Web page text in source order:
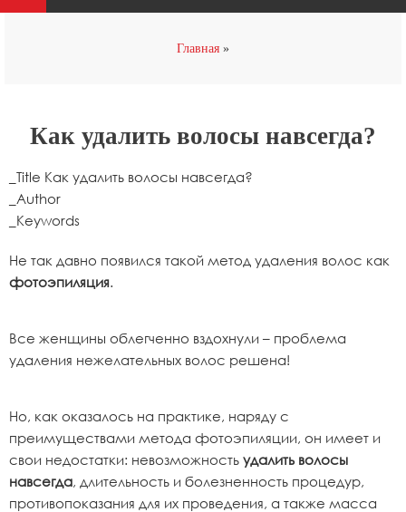
Главная
Как удалить волосы навсегда?
_Title Как удалить волосы навсегда?
_Author
_Keywords
Не так давно появился такой метод удаления волос как
фотоэпиляция.
Все женщины облегченно вздохнули – проблема
удаления нежелательных волос решена!
Но, как оказалось на практике, наряду с
преимуществами метода фотоэпиляции, он имеет и
свои недостатки: невозможность удалить волосы
навсегда, длительность и болезненность процедур,
противопоказания для их проведения, а также масса